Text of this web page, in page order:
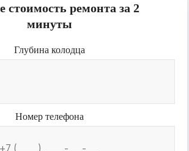
стоимость ремонта за 2
минуты
Глубина колодца
Номер телефона